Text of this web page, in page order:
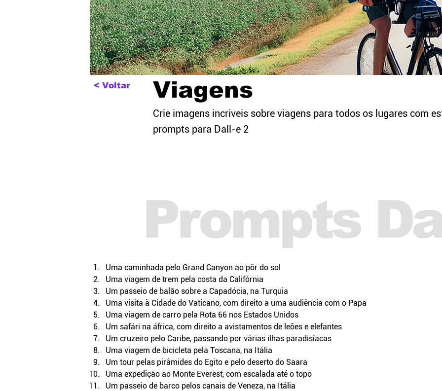
< Voltar Viagens
Crie imagens incriveis sobre viagens para todos os lugares com
prompts para Dall-e 2
Prompts
Uma caminhada pelo Grand Canyon ao pôr do sol
Uma viagem de trem pela costa da Califórnia
Um passeio de balão sobre a Capadócia, na Turquia
Uma visita à Cidade do Vaticano, com direito a uma audiência com o Papa
Uma viagem de carro pela Rota 66 nos Estados Unidos
Um safári na áfrica, com direito a avistamentos de leões e elefantes
Um cruzeiro pelo Caribe, passando por várias ilhas paradisíacas
Uma viagem de bicicleta pela Toscana, na Itália
Um tour pelas pirâmides do Egito e pelo deserto do Saara
Uma expedição ao Monte Everest, com escalada até o topo
Um passeio de barco pelos canais de Veneza, na Itália